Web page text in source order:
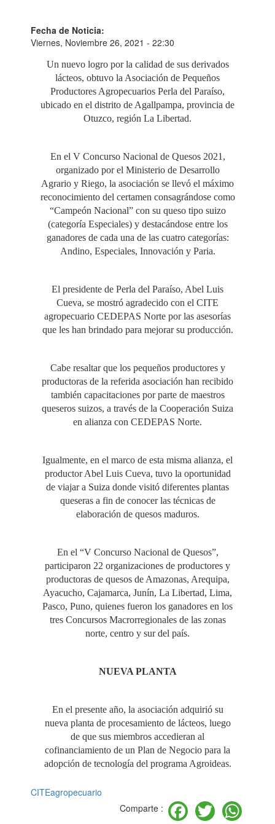
Fecha de Noticia:
Viernes, Noviembre 26, 2021 - 22:30
Un nuevo logro por la calidad de sus derivados
lácteos, obtuvo la Asociación de Pequeños
Productores Agropecuarios Perla del Paraíso,
ubicado en el distrito de Agallpampa, provincia de
Otuzco, región La Libertad.
En el V Concurso Nacional de Quesos 2021,
organizado por el Ministerio de Desarrollo
Agrario y Riego, la asociación se llevó el máximo
reconocimiento del certamen consagrándose como
“Campeón Nacional” con su queso tipo suizo
(categoría Especiales) y destacándose entre los
ganadores de cada una de las cuatro categorías:
Andino, Especiales, Innovación y Paria.
El presidente de Perla del Paraíso, Abel Luis
Cueva, se mostró agradecido con el CITE
agropecuario CEDEPAS Norte por las asesorías
que les han brindado para mejorar su producción.
Cabe resaltar que los pequeños productores y
productoras de la referida asociación han recibido
también capacitaciones por parte de maestros
queseros suizos, a través de la Cooperación Suiza
en alianza con CEDEPAS Norte.
Igualmente, en el marco de esta misma alianza, el
productor Abel Luis Cueva, tuvo la oportunidad
de viajar a Suiza donde visitó diferentes plantas
queseras a fin de conocer las técnicas de
elaboración de quesos maduros.
En el “V Concurso Nacional de Quesos”,
participaron 22 organizaciones de productores y
productoras de quesos de Amazonas, Arequipa,
Ayacucho, Cajamarca, Junín, La Libertad, Lima,
Pasco, Puno, quienes fueron los ganadores en los
tres Concursos Macrorregionales de las zonas
norte, centro y sur del país.
NUEVA PLANTA
En el presente año, la asociación adquirió su
nueva planta de procesamiento de lácteos, luego
de que sus miembros accedieran al
cofinanciamiento de un Plan de Negocio para la
adopción de tecnología del programa Agroideas.
CITEagropecuario
Comparte :
Facebook
Twitter